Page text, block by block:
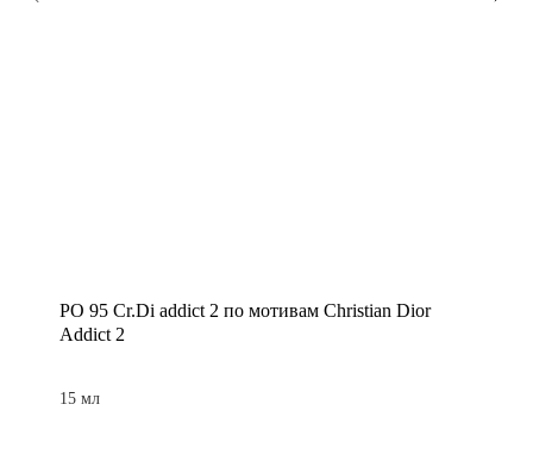
PO 95 Cr.Di addict 2 по мотивам Christian Dior
Addict 2
15 мл